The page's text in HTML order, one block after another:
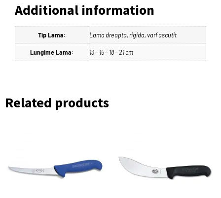
Additional information
Tip Lama: Lama dreapta, rigida, varf ascutit
Lungime Lama: 13 – 15 – 18 – 21 cm
Related products